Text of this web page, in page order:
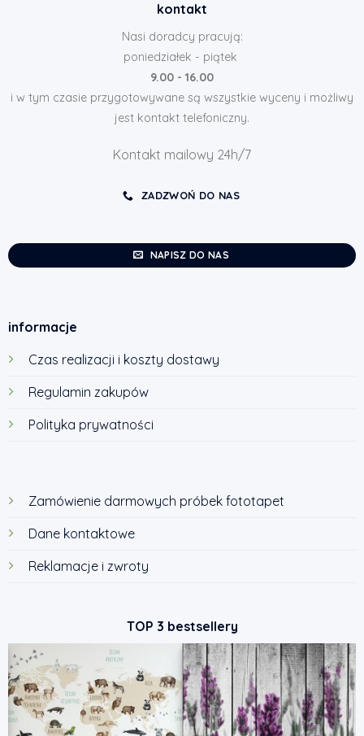
kontakt
Nasi doradcy pracują:
poniedziałek - piątek
9.00 - 16.00
i w tym czasie przygotowywane są wszystkie wyceny i możliwy
jest kontakt telefoniczny.
Kontakt mailowy 24h/7
ZADZWOŃ DO NAS
NAPISZ DO NAS
informacje
Czas realizacji i koszty dostawy
Regulamin zakupów
Polityka prywatności
Zamówienie darmowych próbek fototapet
Dane kontaktowe
Reklamacje i zwroty
TOP 3 bestsellery